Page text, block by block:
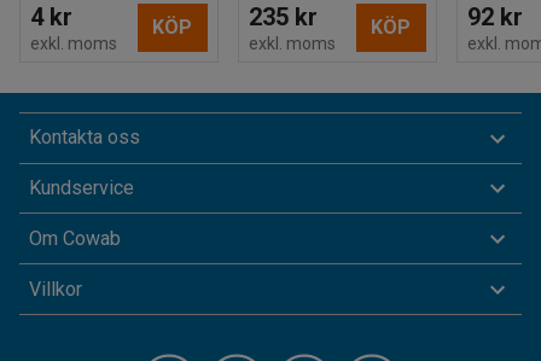
4 kr
exkl. moms
KÖP 235 kr
exkl. moms
KÖP 92 kr
exkl.
Kontakta oss
Kundservice
Om Cowab
Villkor